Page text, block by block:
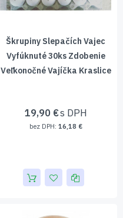
Škrupiny Slepačích Vajec
Vyfúknuté 30ks Zdobenie
Veľkonočné Vajíčka Kraslice
19,90 €
16,18 €